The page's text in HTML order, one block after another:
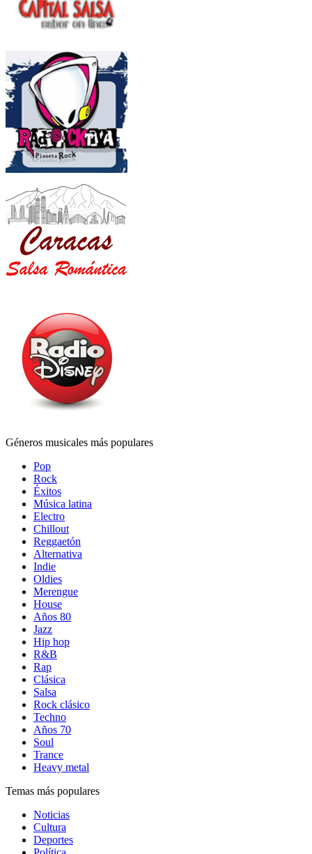
Géneros musicales más populares
Pop
Rock
Éxitos
Música latina
Electro
Chillout
Reggaetón
Alternativa
Indie
Oldies
Merengue
House
Años 80
Jazz
Hip hop
R&B
Rap
Clásica
Salsa
Rock clásico
Techno
Años 70
Soul
Trance
Heavy metal
Temas más populares
Noticias
Cultura
Deportes